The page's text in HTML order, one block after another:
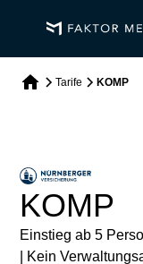
Tarife KOMP
KOMP
Einstieg ab 5
| Kein